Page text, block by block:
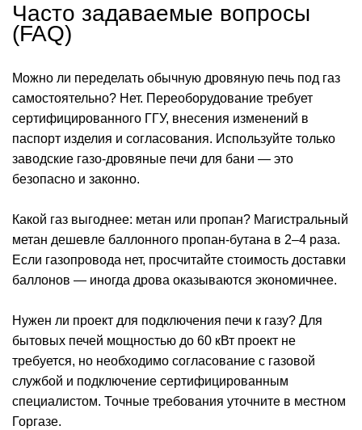
Часто задаваемые вопросы
(FAQ)
Можно ли переделать обычную дровяную печь под газ
самостоятельно? Нет. Переоборудование требует
сертифицированного ГГУ, внесения изменений в
паспорт изделия и согласования. Используйте только
заводские газо-дровяные печи для бани — это
безопасно и законно.
Какой газ выгоднее: метан или пропан? Магистральный
метан дешевле баллонного пропан-бутана в 2–4 раза.
Если газопровода нет, просчитайте стоимость доставки
баллонов — иногда дрова оказываются экономичнее.
Нужен ли проект для подключения печи к газу? Для
бытовых печей мощностью до 60 кВт проект не
требуется, но необходимо согласование с газовой
службой и подключение сертифицированным
специалистом. Точные требования уточните в местном
Горгазе.